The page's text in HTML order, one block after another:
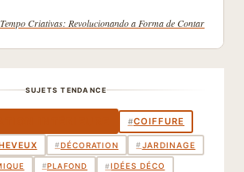
Criativas: Revolucionando a Forma de Contar
SUJETS TENDANCE
#COIFFURE
#DÉCORATION #JARDINAGE
#PLAFOND #IDÉES DÉCO